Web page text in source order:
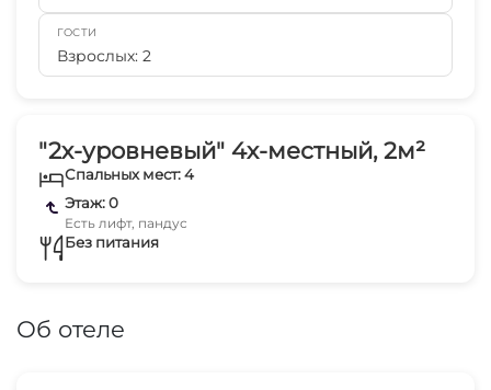
"2х-уровневый" 4х-местный, 2м²
Спальных мест: 4
Этаж: 0
Есть лифт, пандус
Без питания
Об отеле
ГОСТИ
Взрослых: 2